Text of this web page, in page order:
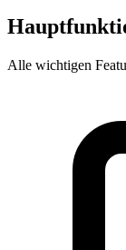
Alle wichtigen